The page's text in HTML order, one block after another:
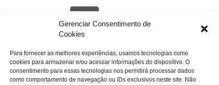
Gerenciar Consentimento de
Cookies
Para fornecer as melhores experiências, usamos tecnologias como
cookies para armazenar e/ou acessar informações do dispositivo. O
consentimento para essas tecnologias nos permitirá processar dados
como comportamento de navegação ou IDs exclusivos neste site. Não
livehack.link/cp_errordocument.shtml (port 443)